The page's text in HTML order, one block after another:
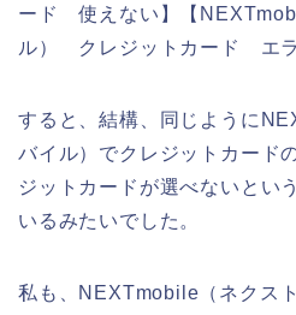
ード 使えない】【
ル） クレジットカード エラ
すると、結構、同じように
バイル）でクレジットカード
ジットカードが選べないとい
いるみたいでした。
私も、NEXTmobile（ネクス